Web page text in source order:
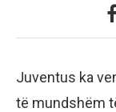
Juventus ka
të mundshëm